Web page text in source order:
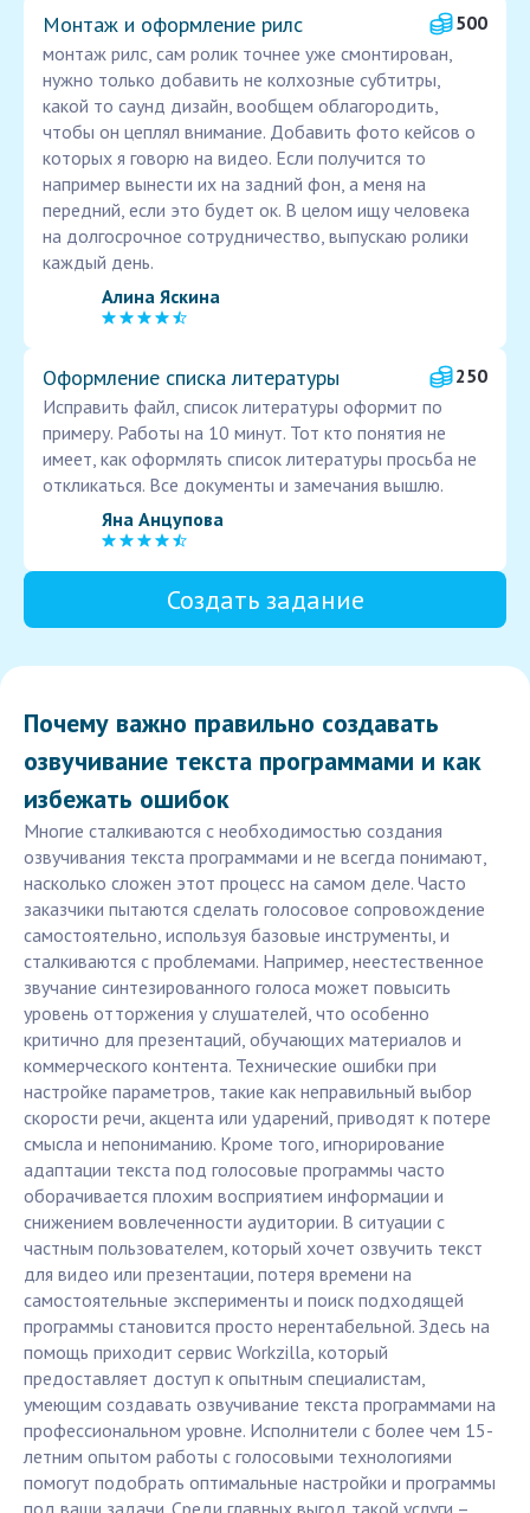
Монтаж и оформление рилс
500
монтаж рилс, сам ролик точнее уже смонтирован,
нужно только добавить не колхозные субтитры,
какой то саунд дизайн, вообщем облагородить,
чтобы он цеплял внимание. Добавить фото кейсов о
которых я говорю на видео. Если получится то
например вынести их на задний фон, а меня на
передний, если это будет ок. В целом ищу человека
на долгосрочное сотрудничество, выпускаю ролики
каждый день.
Алина Яскина
Оформление списка литературы
250
Исправить файл, список литературы оформит по
примеру. Работы на 10 минут. Тот кто понятия не
имеет, как оформлять список литературы просьба не
откликаться. Все документы и замечания вышлю.
Яна Анцупова
Создать задание
Почему важно правильно создавать
озвучивание текста программами и как
избежать ошибок
Многие сталкиваются с необходимостью создания
озвучивания текста программами и не всегда понимают,
насколько сложен этот процесс на самом деле. Часто
заказчики пытаются сделать голосовое сопровождение
самостоятельно, используя базовые инструменты, и
сталкиваются с проблемами. Например, неестественное
звучание синтезированного голоса может повысить
уровень отторжения у слушателей, что особенно
критично для презентаций, обучающих материалов и
коммерческого контента. Технические ошибки при
настройке параметров, такие как неправильный выбор
скорости речи, акцента или ударений, приводят к потере
смысла и непониманию. Кроме того, игнорирование
адаптации текста под голосовые программы часто
оборачивается плохим восприятием информации и
снижением вовлеченности аудитории. В ситуации с
частным пользователем, который хочет озвучить текст
для видео или презентации, потеря времени на
самостоятельные эксперименты и поиск подходящей
программы становится просто нерентабельной. Здесь на
помощь приходит сервис Workzilla, который
предоставляет доступ к опытным специалистам,
умеющим создавать озвучивание текста программами на
профессиональном уровне. Исполнители с более чем 15-
летним опытом работы с голосовыми технологиями
помогут подобрать оптимальные настройки и программы